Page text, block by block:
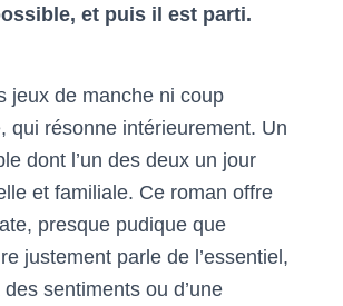
et puis il est parti.
jeux de manche ni coup
qui résonne intérieurement. Un
dont l’un des deux un jour
et familiale. Ce roman offre
presque pudique que
justement parle de l’essentiel,
sentiments ou d’une